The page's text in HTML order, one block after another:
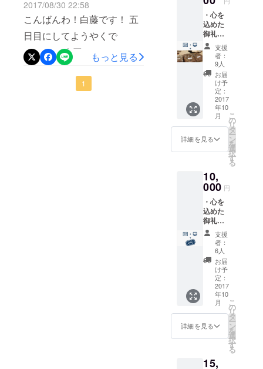
くお願いします！！
たら、不良やって言われて
んよ（笑）」 またある方
は、 「俺らの頃は駅前のオ
リオンやったけど、「銀河
鉄道999」を何回も観た
思ったよりも多くの紙面を
割いていただいて、私たち
のミニシアターに対する想
いも大切にくみ取っていた
だきました。 またこれを機
に北國新聞社と七尾商工会
2017/08/30 22:58
こんばんわ！白藤です！ 五
日目にしてようやくで
す。。。 今回は、キッカケ
についてお話ししようかと
思います。 ICOUは飲食店
もっと見る
1
レジッ
トを表
記させ
ていた
だきま
す。
（ご希
望者の
み）
・心を
込めた
御礼の
メッ
セージ
カード
をお送
りさせ
ていた
だきま
す。 ・
今回新
たに立
ち上げ
る予定
のHPに
者とし
てのク
レジッ
トを表
記させ
ていた
だきま
す。
（ご希
望者の
み） ・
遠方に
お住い
の方な
どで、
来店は
できな
という
支援
者：
9人
お届
け予
定：
2017
年10
月
詳細を見る
こ
の
リ
タ
ー
ン
を
選
択
す
る
10,
000 円
・心を
込めた
御礼の
メッ
セージ
カード
をお送
りさせ
ていた
だきま
す。 ・
今回新
たに立
ち上げ
る予定
のHPに
者とし
支援
者：
6人
お届
け予
定：
2017
年10
月
詳細を見る
こ
の
リ
タ
ー
ン
を
選
択
す
る
15,